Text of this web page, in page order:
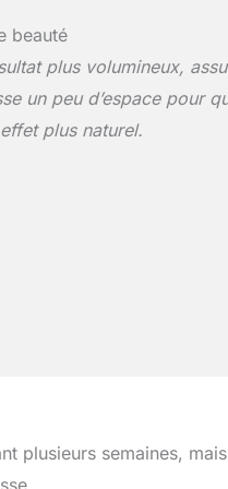
beauté
plus volumineux,
un peu d’espace pour
plus naturel.
plusieurs semaines,